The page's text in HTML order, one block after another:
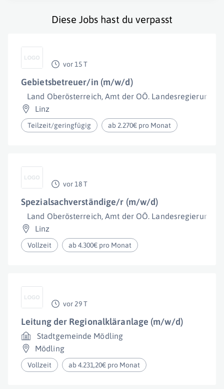
Diese Jobs hast du verpasst
vor 15 T
Gebietsbetreuer/in (m/w/d)
Land Oberösterreich, Amt der OÖ. Landesregierung
Linz
Teilzeit/geringfügig ab 2.270€ pro Monat
vor 18 T
Spezialsachverständige/r (m/w/d)
Land Oberösterreich, Amt der OÖ. Landesregierung
Linz
Vollzeit ab 4.300€ pro Monat
vor 29 T
Leitung der Regionalkläranlage (m/w/d)
Stadtgemeinde Mödling
Mödling
Vollzeit ab 4.231,20€ pro Monat